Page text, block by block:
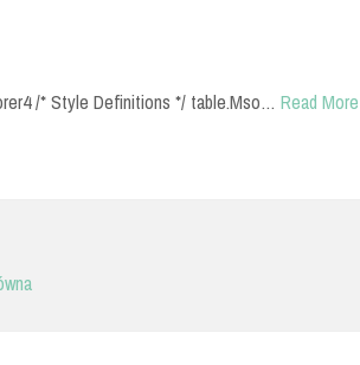
/* Style Definitions */ table.Mso… Read More